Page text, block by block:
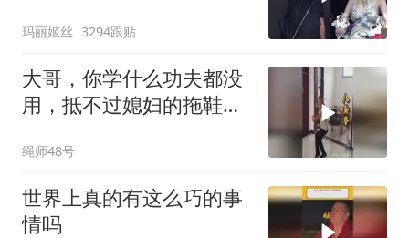
玛丽姬丝 3294跟贴
大哥，你学什么功夫都没
用，抵不过媳妇的拖鞋好
绳师48号
世界上真的有这么巧的事
情吗